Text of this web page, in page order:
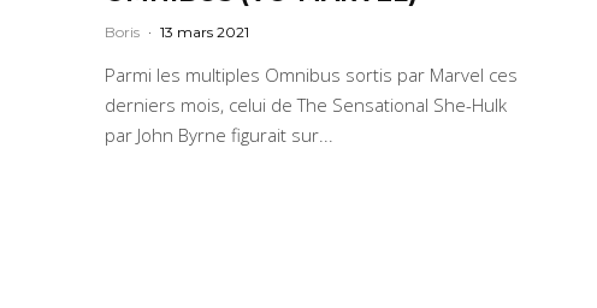
Boris · 13 mars 2021
Parmi les multiples Omnibus sortis par Marvel ces
derniers mois, celui de The Sensational She-Hulk
par John Byrne figurait sur...